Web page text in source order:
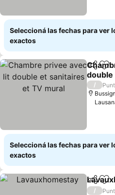
Seleccioná las fechas para ver
exactos
double
mural
/
Seleccioná las fechas para ver
exactos
/